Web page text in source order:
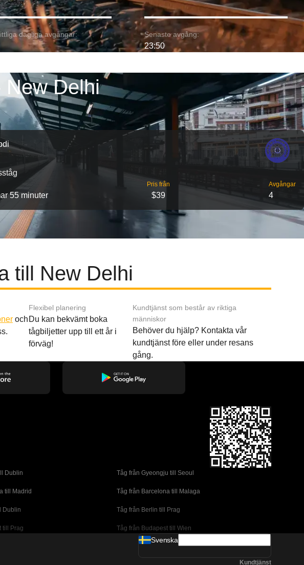
dagliga avgångar: Senaste avgång:
23:50
New Delhi
55 minuter
Pris från
$39
Avgångar
4
till New Delhi
och
Flexibel planering
Du kan bekvämt boka
tågbiljetter upp till ett år i
förväg!
Kundtjänst som består av riktiga
människor
Behöver du hjälp? Kontakta vår
kundtjänst före eller under resans
gång.
Dublin Tåg från Gyeongju till Seoul
till Madrid Tåg från Barcelona till Malaga
Dublin Tåg från Berlin till Prag
till Prag Tåg från Budapest till Wien
Tåg från Dublin till Belfast
Svenska
Kundtjänst